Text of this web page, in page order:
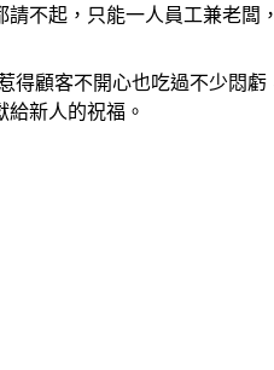
不起，只能一人員工兼老闆
顧客不開心也吃過不少悶
新人的祝福。